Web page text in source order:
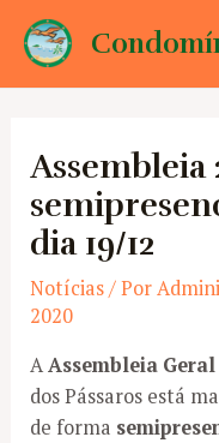
para
Assembleia
dia 19/12
Notícias/ Por
2020
AAssembleia
dos Pássaros está
de forma